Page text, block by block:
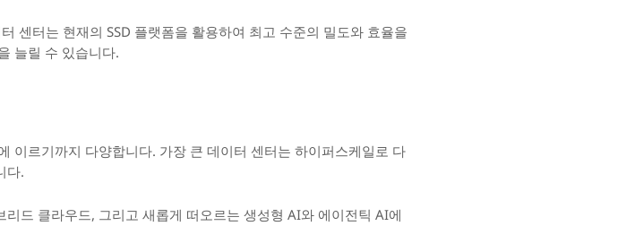
센터는 현재의 SSD 플랫폼을 활용하여 최고 수준의 밀도와 효율을
늘릴 수 있습니다.
이르기까지 다양합니다. 가장 큰 데이터 센터는 하이퍼스케일로 다
다.
드 클라우드, 그리고 새롭게 떠오르는 생성형 AI와 에이전틱 AI에